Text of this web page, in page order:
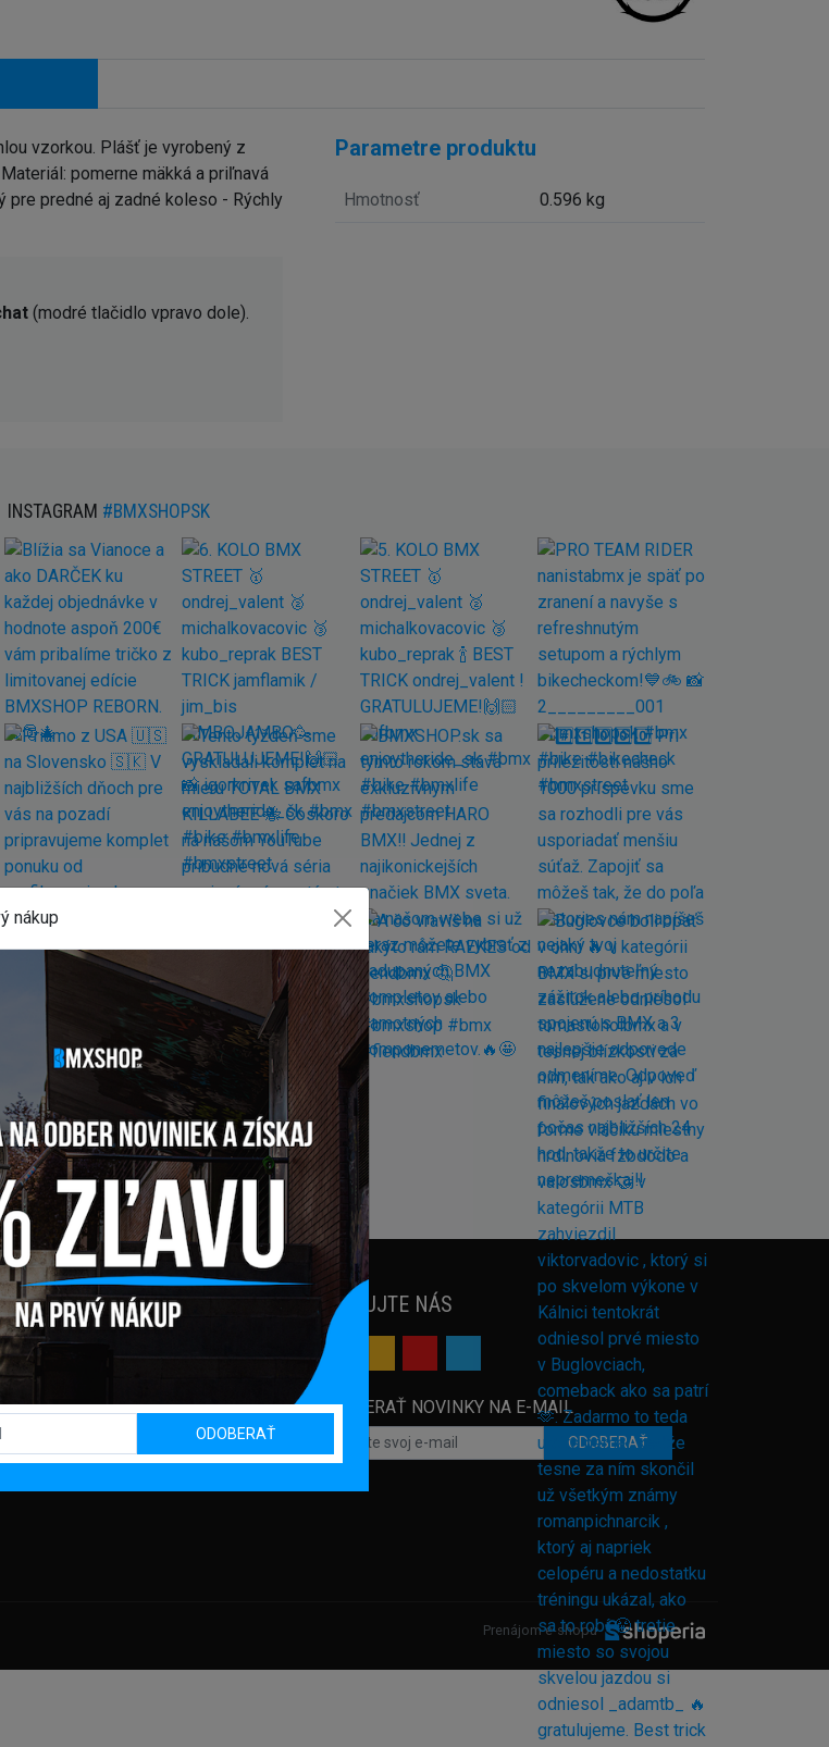
vzorkou. Plášť je vyrobený z
Materiál: pomerne mäkká a priľnavá
pre predné aj zadné koleso - Rýchly
(modré tlačidlo vpravo dole).
Parametre produktu
Hmotnosť 0.596 kg
INSTAGRAM #BMXSHOPSK
PREDAJŇA / SHOWROOM
Kpt. Nálepku 450, 082 71 Lipany
SLEDUJTE NÁS
ODOBERAŤ NOVINKY NA E-MAIL
ODOBERAŤ
Prenájom e-shopu
nákup
ODOBERAŤ